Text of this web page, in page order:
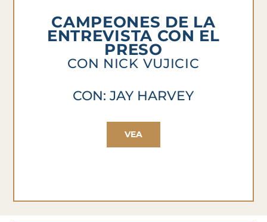
CAMPEONES DE LA
ENTREVISTA CON EL
PRESO
CON NICK VUJICIC
CON: JAY HARVEY
VEA